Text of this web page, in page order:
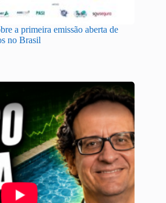
a primeira emissão aberta de
no Brasil